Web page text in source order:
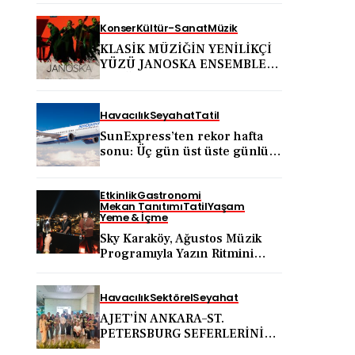
KonserKültür-SanatMüzik
KLASİK MÜZİĞİN YENİLİKÇİ
YÜZÜ JANOSKA ENSEMBLE
HavacılıkSeyahatTatil
SunExpress’ten rekor hafta
sonu: Üç gün üst üste günlük
EtkinlikGastronomi
Mekan TanıtımıTatilYaşam
Yeme & İçme
Sky Karaköy, Ağustos Müzik
Programıyla Yazın Ritmini
HavacılıkSektörelSeyahat
AJET’İN ANKARA–ST.
PETERSBURG SEFERLERİNİN